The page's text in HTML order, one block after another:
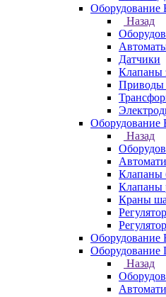
Оборудование
Назад
Датчики
Клапаны
Приводы
Оборудование
Назад
Клапаны
Клапаны
Краны
Оборудование
Оборудование
Назад